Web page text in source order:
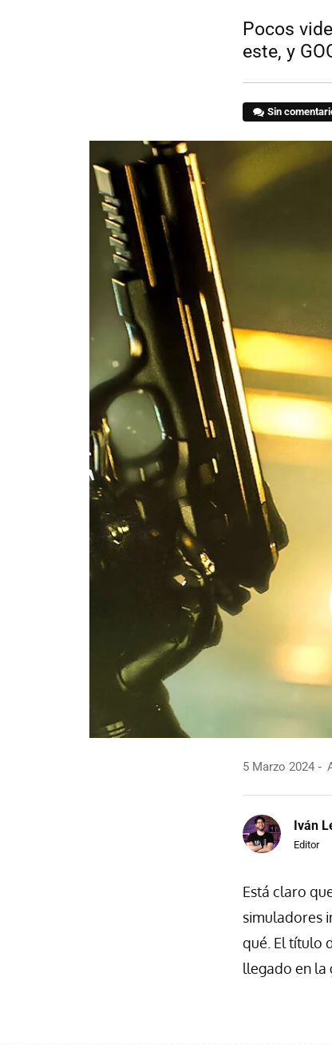
Pocos
este, y
Sin
5 Marzo 2024
Iván
Editor
Está claro
simuladores
qué. El título
llegado en la